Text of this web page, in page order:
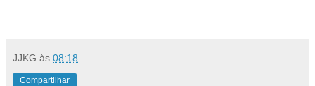
JJKG às 08:18
Compartilhar